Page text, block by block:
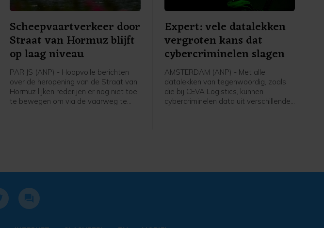
Scheepvaartverkeer door
Straat van Hormuz blijft
op laag niveau
PARIJS (ANP) - Hoopvolle berichten
over de heropening van de Straat van
Hormuz lijken rederijen er nog niet toe
te bewegen om via de vaarweg te
Expert: vele datalekken
vergroten kans dat
cybercriminelen slagen
AMSTERDAM (ANP) - Met alle
datalekken van tegenwoordig, zoals
die bij CEVA Logistics, kunnen
cybercriminelen data uit verschillende